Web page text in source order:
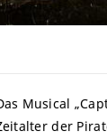
Musical
der